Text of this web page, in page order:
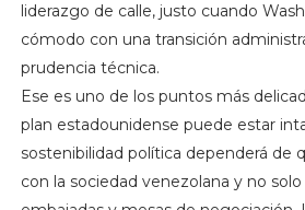
liderazgo de calle, justo cuando
cómodo con una transición
prudencia técnica.
Ese es uno de los puntos más
plan estadounidense puede estar
sostenibilidad política dependerá de
con la sociedad venezolana y no